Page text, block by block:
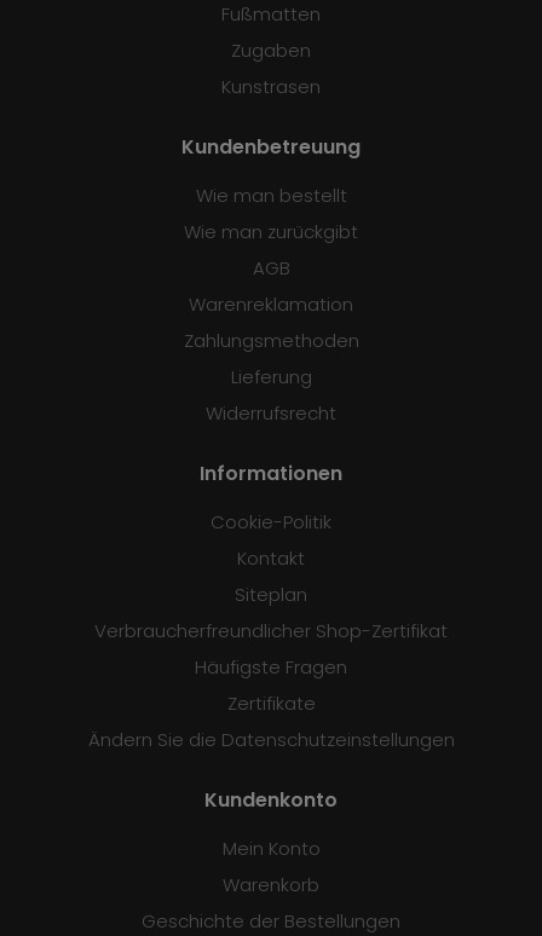
Fußmatten
Zugaben
Kunstrasen
Kundenbetreuung
Wie man bestellt
Wie man zurückgibt
AGB
Warenreklamation
Zahlungsmethoden
Lieferung
Widerrufsrecht
Informationen
Cookie-Politik
Kontakt
Siteplan
Verbraucherfreundlicher Shop-Zertifikat
Häufigste Fragen
Zertifikate
Ändern Sie die Datenschutzeinstellungen
Kundenkonto
Mein Konto
Warenkorb
Geschichte der Bestellungen